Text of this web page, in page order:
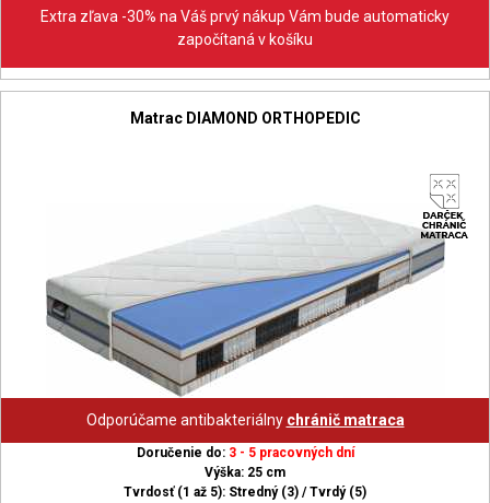
Extra zľava -30% na Váš prvý nákup Vám bude automaticky
započítaná v košíku
Matrac DIAMOND ORTHOPEDIC
Odporúčame antibakteriálny chránič matraca
Doručenie do: 3 - 5 pracovných dní
Výška: 25 cm
Tvrdosť (1 až 5): Stredný (3) / Tvrdý (5)